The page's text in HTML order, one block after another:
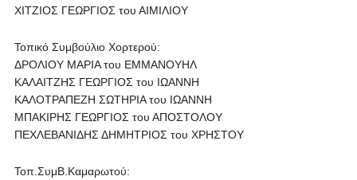
ΧΙΤΖΙΟΣ ΓΕΩΡΓΙΟΣ του ΑΙΜΙΛΙΟΥ
Τοπικό Συμβούλιο Χορτερού:
ΔΡΟΛΙΟΥ ΜΑΡΙΑ του ΕΜΜΑΝΟΥΗΛ
ΚΑΛΑΙΤΖΗΣ ΓΕΩΡΓΙΟΣ του ΙΩΑΝΝΗ
ΚΑΛΟΤΡΑΠΕΖΗ ΣΩΤΗΡΙΑ του ΙΩΑΝΝΗ
ΜΠΑΚΙΡΗΣ ΓΕΩΡΓΙΟΣ του ΑΠΟΣΤΟΛΟΥ
ΠΕΧΛΕΒΑΝΙΔΗΣ ΔΗΜΗΤΡΙΟΣ του ΧΡΗΣΤΟΥ
Τοπ.ΣυμB.Καμαρωτού: